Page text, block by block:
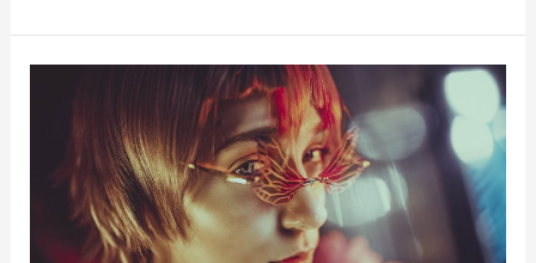
Collection